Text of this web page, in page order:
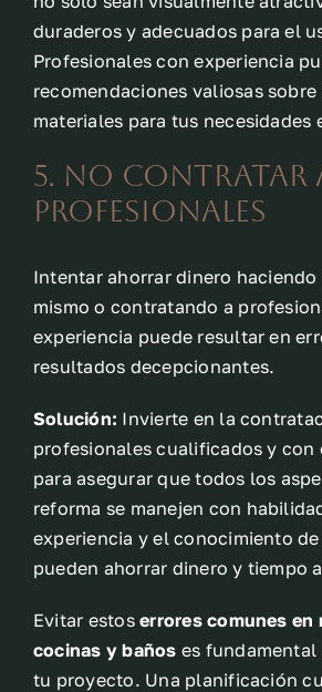
duraderos y adecuados para el
Profesionales con experiencia
recomendaciones valiosas
materiales para tus necesidades
5. No Contratar
Profesionales
Intentar ahorrar dinero
mismo o contratando a
experiencia puede resultar en
resultados decepcionantes.
Solución: Invierte en la
profesionales cualificados y con
para asegurar que todos los
reforma se manejen con
experiencia y el conocimiento
pueden ahorrar dinero y tiempo
Evitar estoserrores comunes en
cocinas y baños es
tu proyecto. Una planificación